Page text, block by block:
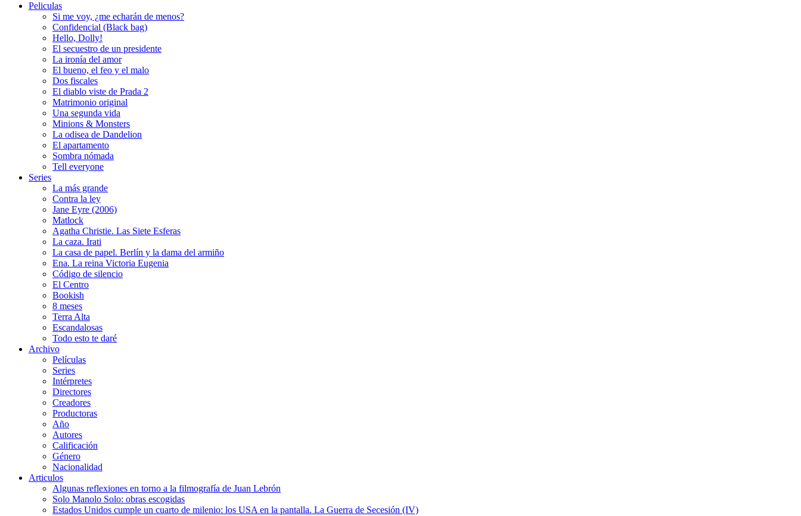
Peliculas
Si me voy, ¿me echarán de menos?
Confidencial (Black bag)
Hello, Dolly!
El secuestro de un presidente
La ironía del amor
El bueno, el feo y el malo
Dos fiscales
El diablo viste de Prada 2
Matrimonio original
Una segunda vida
Minions & Monsters
La odisea de Dandelion
El apartamento
Sombra nómada
Tell everyone
Series
La más grande
Contra la ley
Jane Eyre (2006)
Matlock
Agatha Christie. Las Siete Esferas
La caza. Irati
La casa de papel. Berlín y la dama del armiño
Ena. La reina Victoria Eugenia
Código de silencio
El Centro
Bookish
8 meses
Terra Alta
Escandalosas
Todo esto te daré
Archivo
Películas
Series
Intérpretes
Directores
Creadores
Productoras
Año
Autores
Calificación
Género
Nacionalidad
Articulos
Algunas reflexiones en torno a la filmografía de Juan Lebrón
Solo Manolo Solo: obras escogidas
Estados Unidos cumple un cuarto de milenio: los USA en la pantalla. La Guerra de Secesión (IV)